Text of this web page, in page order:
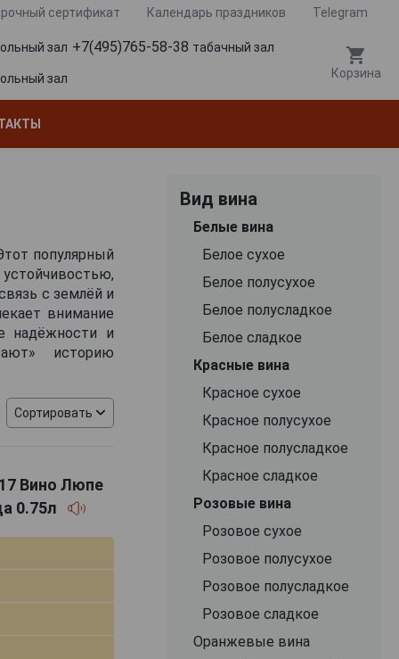
сертификат Календарь праздников Telegram
зал +7(495)765-58-38 табачный зал
зал Корзина
популярный
с землёй и
внимание
надёжности и
историю
или
вина,
методик.
Diablo, The
можно
Шардоне и
Темпранильо.
их визуальной
интересными
стоящую за
Сортировать
Вино Люпе
0.75л
Вид вина
Белые вина
Белое сухое
Белое полусухое
Белое полусладкое
Белое сладкое
Красные вина
Красное сухое
Красное полусухое
Красное полусладкое
Красное сладкое
Розовые вина
Розовое сухое
Розовое полусухое
Розовое полусладкое
Розовое сладкое
Оранжевые вина